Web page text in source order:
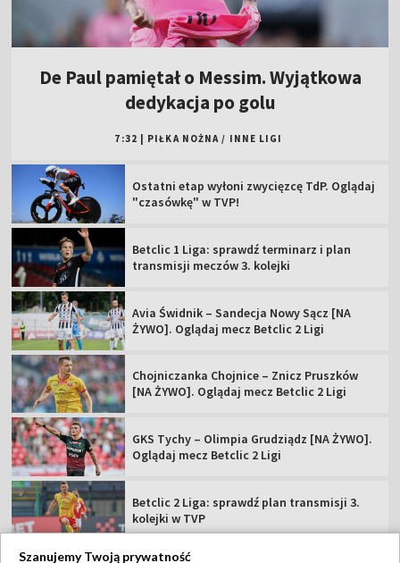
De Paul pamiętał o Messim. Wyjątkowa
dedykacja po golu
7:32 PIŁKA NOŻNA / INNE LIGI
Ostatni etap wyłoni zwycięzcę TdP. Oglądaj
"czasówkę" w TVP!
Betclic 1 Liga: sprawdź terminarz i plan
transmisji meczów 3. kolejki
Avia Świdnik – Sandecja Nowy Sącz [NA
ŻYWO]. Oglądaj mecz Betclic 2 Ligi
Chojniczanka Chojnice – Znicz Pruszków
[NA ŻYWO]. Oglądaj mecz Betclic 2 Ligi
GKS Tychy – Olimpia Grudziądz [NA ŻYWO].
Oglądaj mecz Betclic 2 Ligi
Betclic 2 Liga: sprawdź plan transmisji 3.
kolejki w TVP
Szanujemy Twoją prywatność